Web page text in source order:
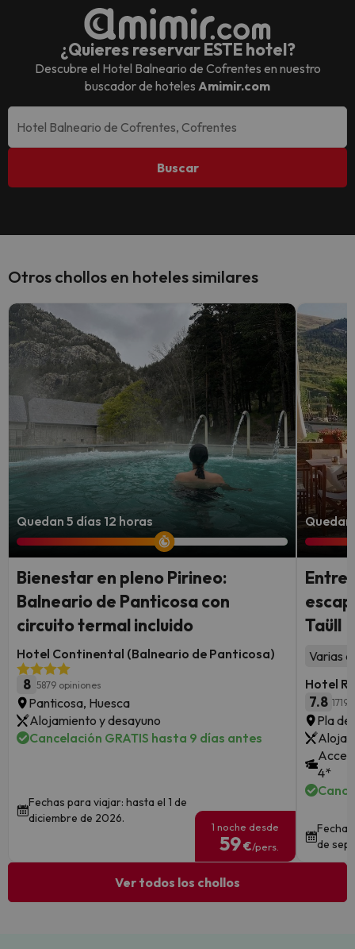
¿Quieres reservar ESTE hotel?
Descubre el Hotel Balneario de Cofrentes en nuestro
buscador de hoteles Amimir.com
Buscar
Otros chollos en hoteles similares
Quedan 5 días 12 horas
Bienestar en pleno Pirineo:
Balneario de Panticosa con
circuito termal incluido
Hotel Continental (Balneario de Panticosa)
8 5879 opiniones
Panticosa, Huesca
Alojamiento y desayuno
Cancelación GRATIS hasta 9 días antes
Fechas para viajar: hasta el 1 de
diciembre de 2026.
1 noche desde
59€/pers.
Quedan
Entre
Taüll
Varias
Hotel
7.8 1719
Pla
4*
de
Ver todos los chollos